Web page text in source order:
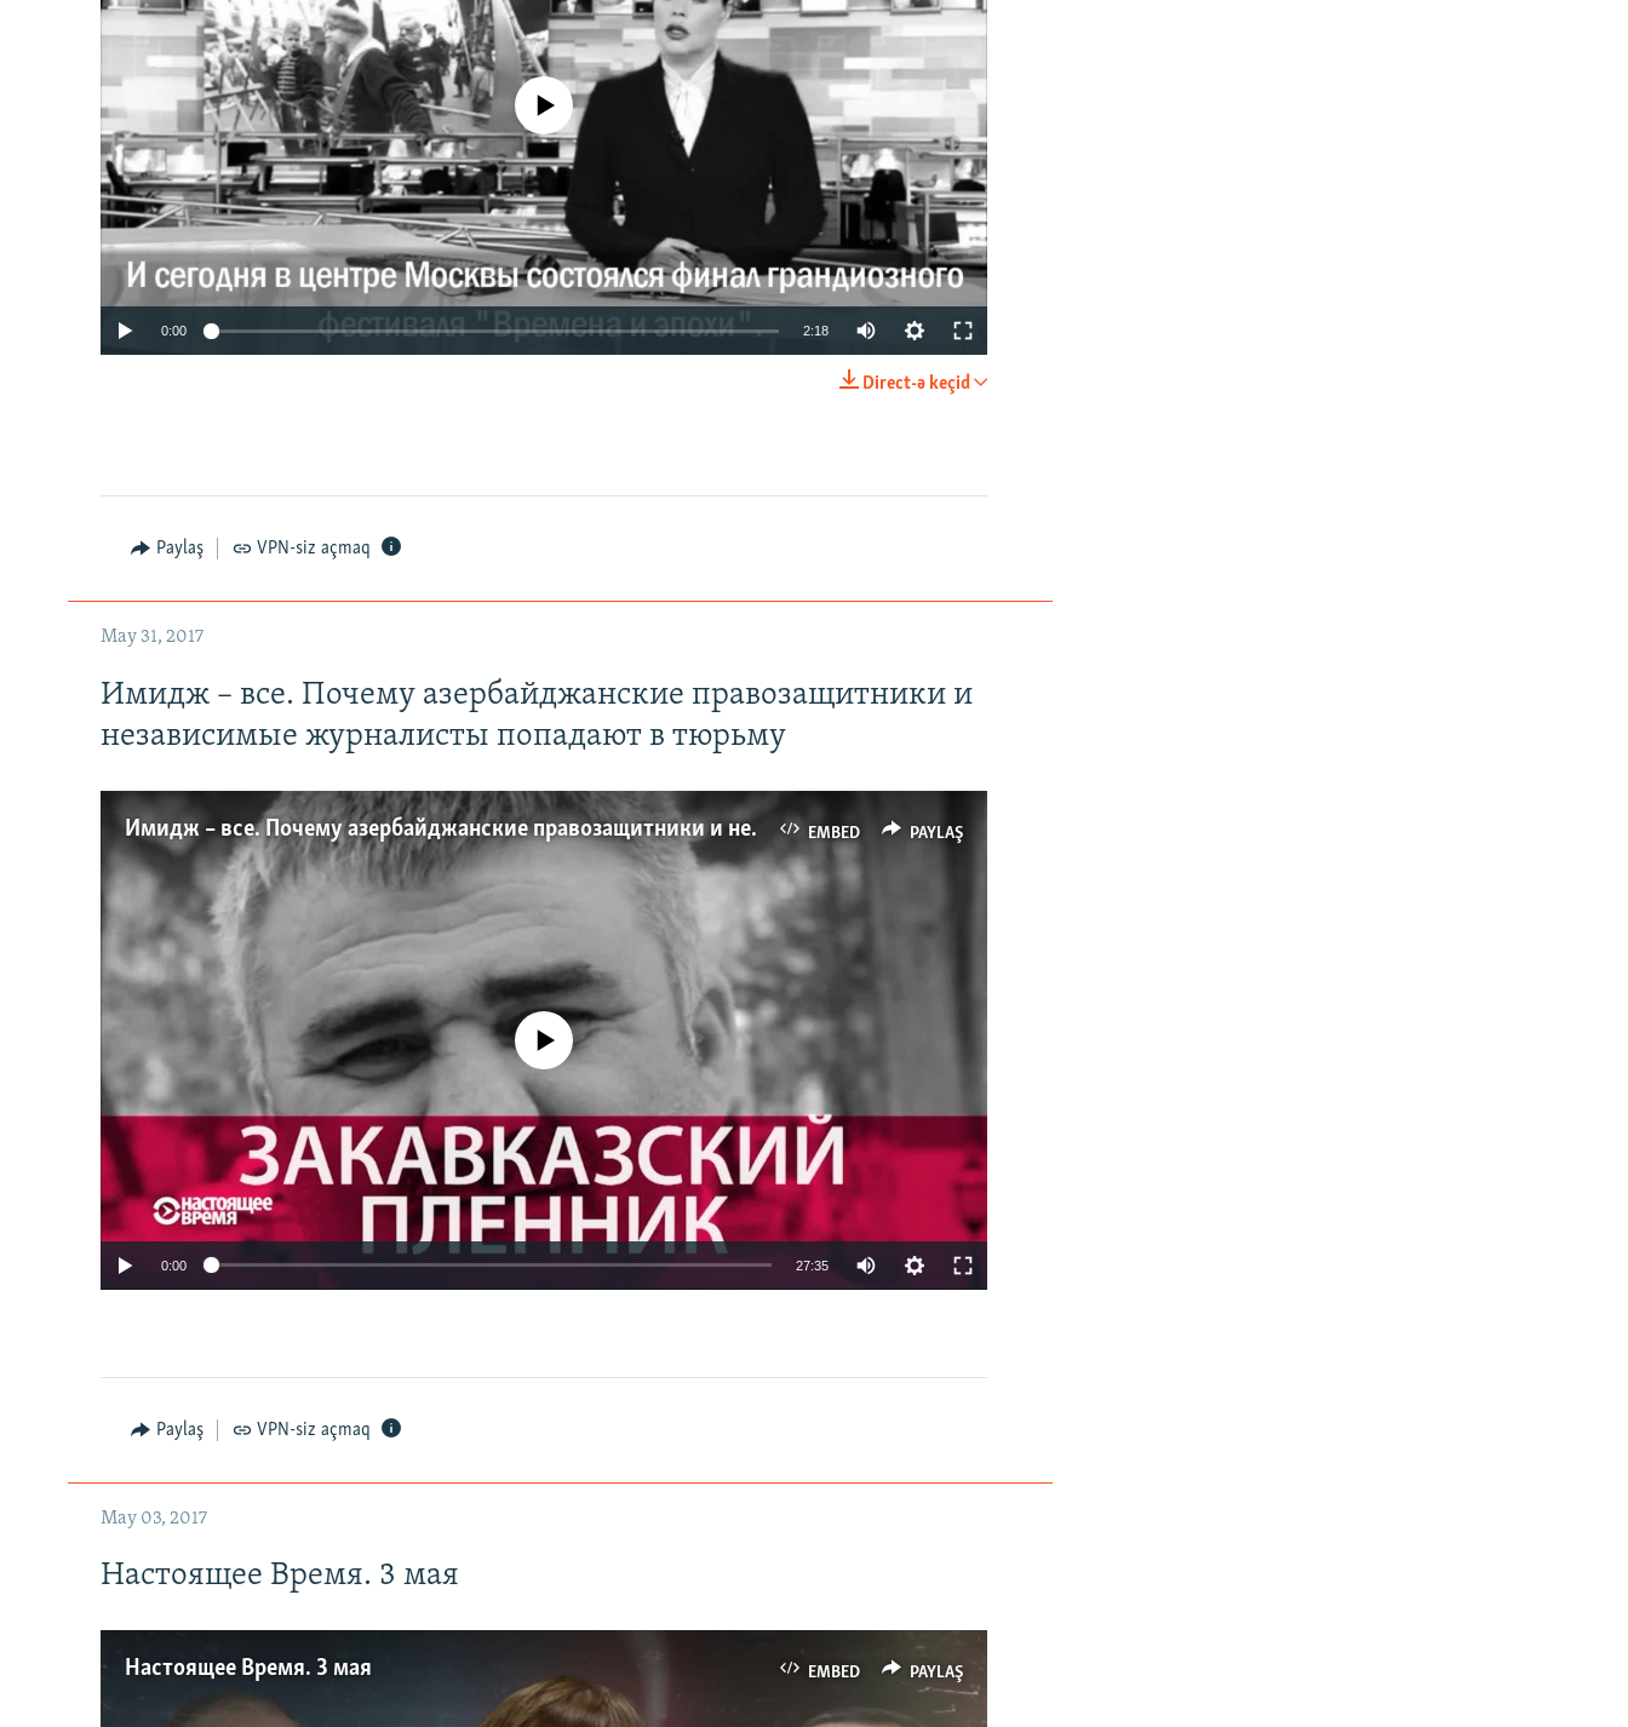
No media source currently available
0:00 2:18
Direct-ə keçid
Paylaş VPN-siz açmaq
May 31, 2017
Имидж – все. Почему азербайджанские правозащитники и
независимые журналисты попадают в тюрьму
EMBED PAYLAŞ
Имидж – все. Почему азербайджанские правозащитники и независимые журналисты попадают в тюрьму
No media source currently available
0:00 27:35
Paylaş VPN-siz açmaq
May 03, 2017
Настоящее Время. 3 мая
EMBED PAYLAŞ
Настоящее Время. 3 мая